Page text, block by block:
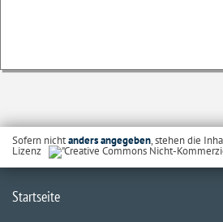
Sofern nichtanders angegeben, stehen die
Lizenz
Startseite